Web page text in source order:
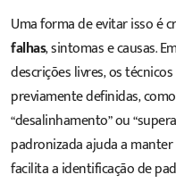
Uma forma de evitar isso é
falhas, sintomas e causas.
descrições livres, os
previamente definidas,
“desalinhamento” ou
padronizada ajuda a
facilita a identificação de